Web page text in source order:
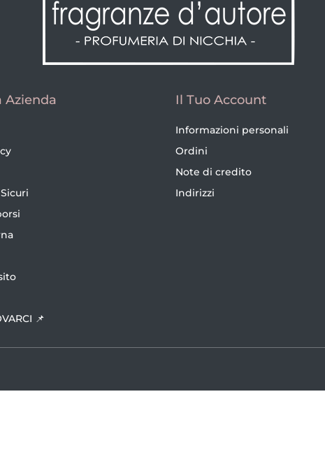
Azienda
📌
Il Tuo Account
Informazioni personali
Ordini
Note di credito
Indirizzi